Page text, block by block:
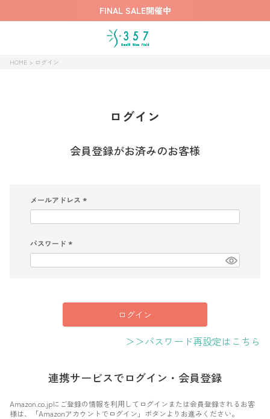
FINAL SALE開催中
HOME ログイン
ログイン
会員登録がお済みのお客様
メールアドレス
(
パスワード
(
ログイン
＞＞パスワード再設定はこちら
連携サービスでログイン・会員登録
Amazon.co.jpにご登録の情報を利用してログインまたは会員登録されるお客
様は、「Amazonアカウントでログイン」ボタンよりお進みください。